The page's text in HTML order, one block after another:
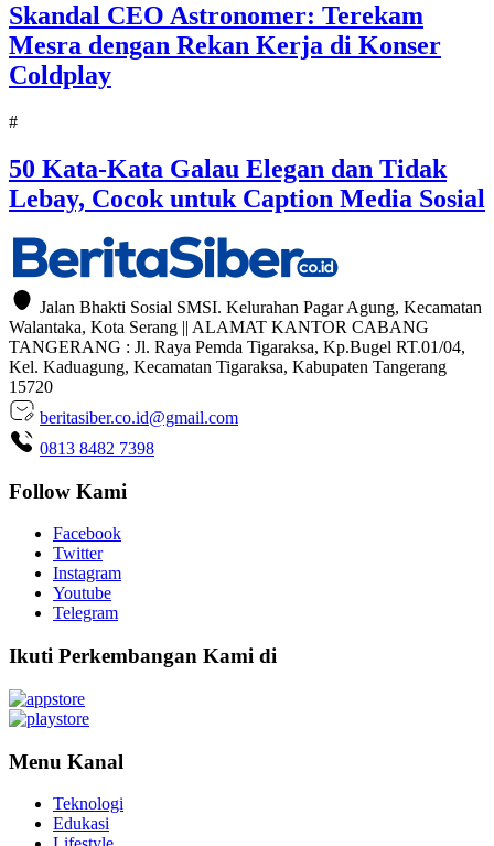
Skandal CEO Astronomer: Terekam
Mesra dengan Rekan Kerja di Konser
Coldplay
#
50 Kata-Kata Galau Elegan dan Tidak
Lebay, Cocok untuk Caption Media Sosial
Jalan Bhakti Sosial SMSI. Kelurahan Pagar Agung, Kecamatan
Walantaka, Kota Serang || ALAMAT KANTOR CABANG
TANGERANG : Jl. Raya Pemda Tigaraksa, Kp.Bugel RT.01/04,
Kel. Kaduagung, Kecamatan Tigaraksa, Kabupaten Tangerang
15720
beritasiber.co.id@gmail.com
0813 8482 7398
Follow Kami
Facebook
Twitter
Instagram
Youtube
Telegram
Ikuti Perkembangan Kami di
Menu Kanal
Teknologi
Edukasi